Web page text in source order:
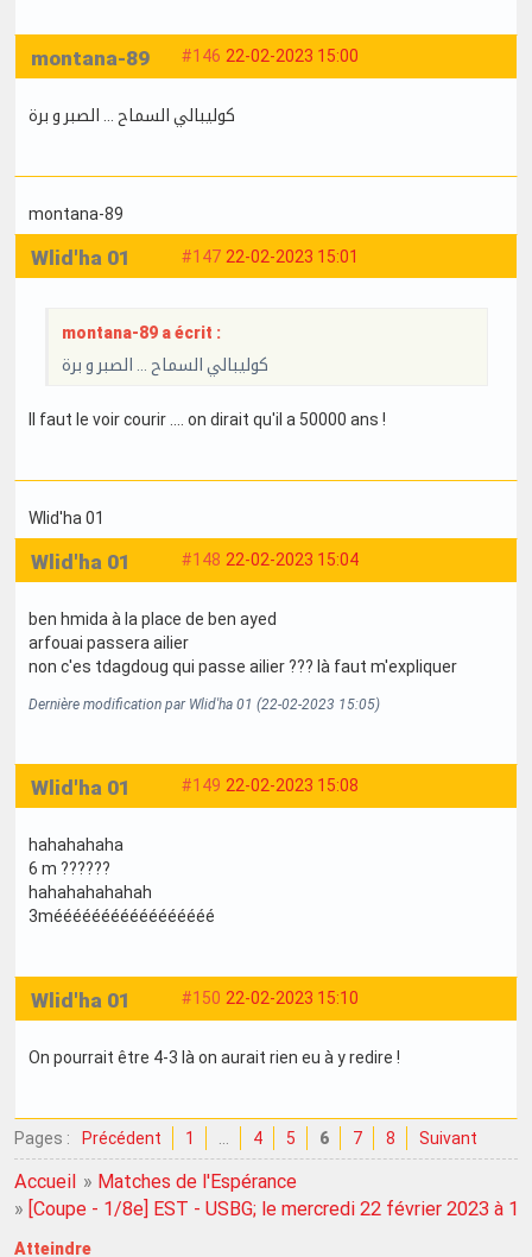
#146 22-02-2023 15:00
montana-89
كوليبالي السماح ... الصبر و برة
montana-89
#147 22-02-2023 15:01
Wlid'ha 01
montana-89 a écrit :
كوليبالي السماح ... الصبر و برة
Il faut le voir courir .... on dirait qu'il a 50000 ans !
Wlid'ha 01
#148 22-02-2023 15:04
Wlid'ha 01
ben hmida à la place de ben ayed
arfouai passera ailier
non c'es tdagdoug qui passe ailier ??? là faut m'expliquer
Dernière modification par Wlid'ha 01 (22-02-2023 15:05)
#149 22-02-2023 15:08
Wlid'ha 01
hahahahaha
6 m ??????
hahahahahahah
3mééééééééééééééééé
#150 22-02-2023 15:10
Wlid'ha 01
On pourrait être 4-3 là on aurait rien eu à y redire !
Pages : Précédent 1 4 5 6 7 8 Suivant
Accueil » Matches de l'Espérance
» [Coupe - 1/8e] EST - USBG; le mercredi 22 février 2023 à
Atteindre